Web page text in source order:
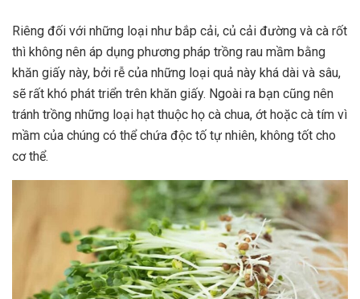
Riêng đối với những loại như bắp cải, củ cải đường và cà rốt
thì không nên áp dụng phương pháp trồng rau mầm bằng
khăn giấy này, bởi rễ của những loại quả này khá dài và sâu,
sẽ rất khó phát triển trên khăn giấy. Ngoài ra bạn cũng nên
tránh trồng những loại hạt thuộc họ cà chua, ớt hoặc cà tím vì
mầm của chúng có thể chứa độc tố tự nhiên, không tốt cho
cơ thể.